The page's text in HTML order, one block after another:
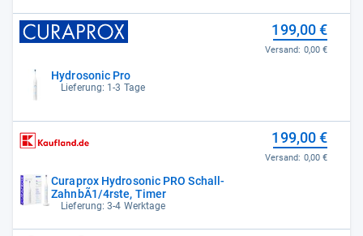
Hydrosonic Pro
Lieferung: 1-3 Tage
199,00 €
Versand: 0,00 €
Curaprox Hydrosonic PRO Schall-
ZahnbÃ1/4rste, Timer
Lieferung: 3-4 Werktage
199,00 €
Versand: 0,00 €